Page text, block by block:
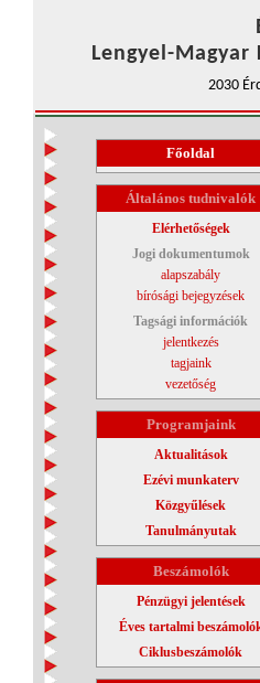
Lengyel-
2030
Főoldal
Általános tudnivalók
Elérhetőségek
Jogi dokumentumok
alapszabály
bírósági bejegyzések
Tagsági információk
jelentkezés
tagjaink
vezetőség
Programjaink
Aktualitások
Ezévi munkaterv
Közgyűlések
Tanulmányutak
Beszámolók
Pénzügyi jelentések
Éves tartalmi
Ciklusbeszámolók